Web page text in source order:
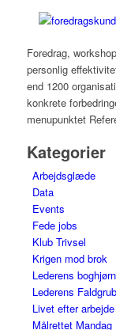
Foredrag,
personlig
end 1200
konkrete
menupunktet
Kategorier
Arbejdsglæde
Data
Events
Fede jobs
Klub Trivsel
Krigen mod brok
Lederens
Lederens
Livet efter arbejde
Målrettet Mandag